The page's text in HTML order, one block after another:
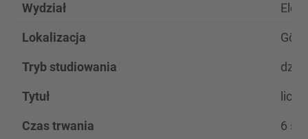
Wydział
Lokalizacja
Tryb studiowania
Tytuł
Czas trwania 6